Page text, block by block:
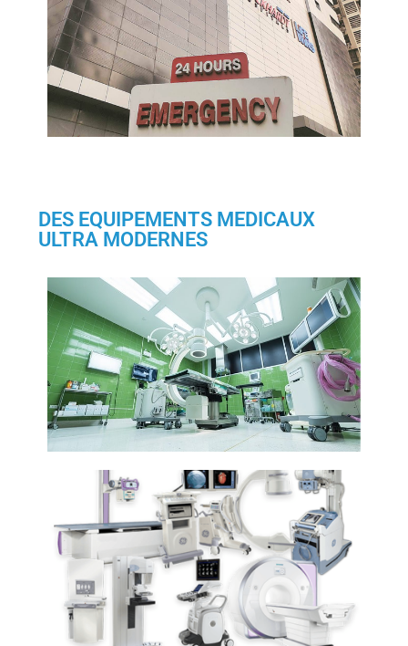
DES EQUIPEMENTS MEDICAUX
ULTRA MODERNES